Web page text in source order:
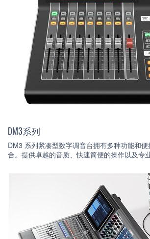
DM3系列
DM3 系列紧凑型数字调音台拥有多种功能和
合。提供卓越的音质、快速简便的操作以及专业